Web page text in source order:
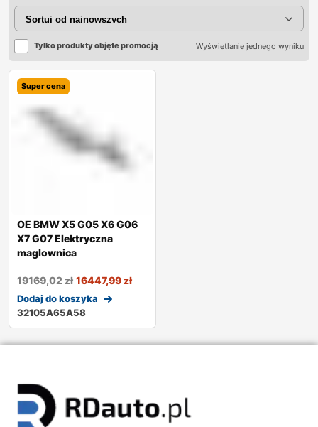
Tylko produkty objęte promocją Wyświetlanie jednego wyniku
Super cena
OE BMW X5 G05 X6 G06
X7 G07 Elektryczna
maglownica
19169,02zł 16447,99zł
Dodaj do koszyka
32105A65A58